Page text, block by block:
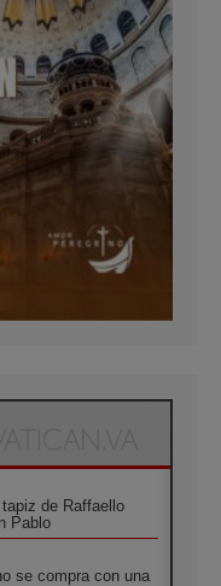
de Raffaello
Pablo
se compra con una